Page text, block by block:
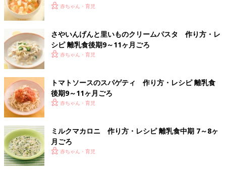
赤ちゃん・育児
さやいんげんと里いものクリームパスタ 作り方・レ
シピ 離乳食後期9～11ヶ月ごろ
赤ちゃん・育児
トマトソースのスパゲティ 作り方・レシピ 離乳食
後期9～11ヶ月ごろ
赤ちゃん・育児
ミルクマカロニ 作り方・レシピ 離乳食中期 7～8ヶ
月ごろ
赤ちゃん・育児